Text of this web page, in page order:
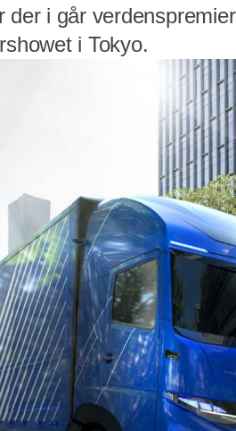
der i går
i Tokyo.